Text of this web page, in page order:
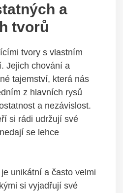
a
tvorů
tvory s vlastním
Jejich chování a
tajemství, která nás
z hlavních rysů
a nezávislost.
si rádi udržují své
se lehce
unikátní a často velmi
si vyjadřují své